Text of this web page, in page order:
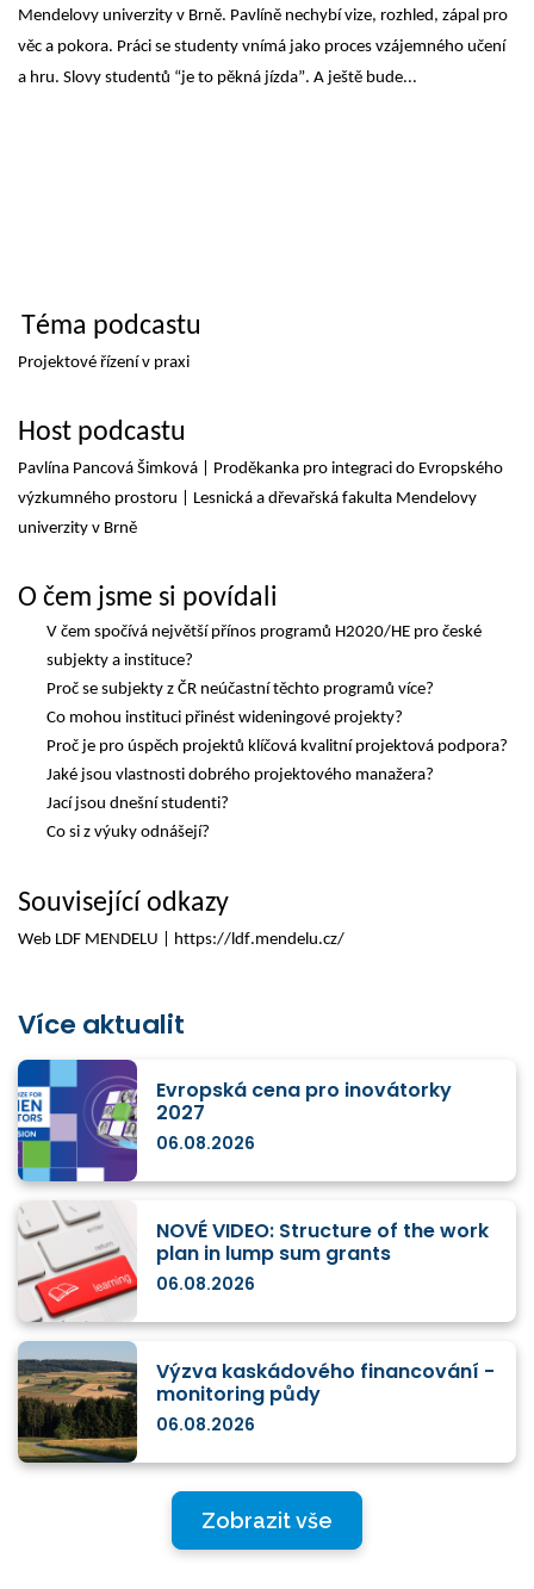
Mendelovy univerzity v Brně. Pavlíně nechybí vize, rozhled, zápal pro
věc a pokora. Práci se studenty vnímá jako proces vzájemného učení
a hru. Slovy studentů “je to pěkná jízda”. A ještě bude...
Téma podcastu
Projektové řízení v praxi
Host podcastu
Pavlína Pancová Šimková | Proděkanka pro integraci do Evropského
výzkumného prostoru
Lesnická a dřevařská fakulta Mendelovy
univerzity v Brně
O čem jsme si povídali
V čem spočívá největší přínos programů H2020/HE pro české
subjekty a instituce?
Proč se subjekty z ČR neúčastní těchto programů více?
Co mohou instituci přinést wideningové projekty?
Proč je pro úspěch projektů klíčová kvalitní projektová podpora?
Jaké jsou vlastnosti dobrého projektového manažera?
Jací jsou dnešní studenti?
Co si z výuky odnášejí?
Související odkazy
Web LDF MENDELU https://ldf.mendelu.cz/
Více aktualit
Evropská cena pro inovátorky
2027
06.08.2026
NOVÉ VIDEO: Structure of the work
plan in lump sum grants
06.08.2026
Výzva kaskádového financování -
monitoring půdy
06.08.2026
Zobrazit vše